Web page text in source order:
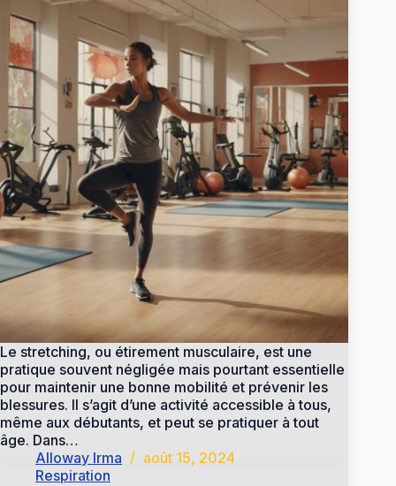
Le stretching, ou étirement musculaire, est une
pratique souvent négligée mais pourtant essentielle
pour maintenir une bonne mobilité et prévenir les
blessures. Il s’agit d’une activité accessible à tous,
même aux débutants, et peut se pratiquer à tout
âge. Dans…
Alloway Irma
août 15, 2024
Respiration